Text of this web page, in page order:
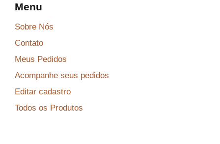
Menu
Sobre Nós
Contato
Meus Pedidos
Acompanhe seus pedidos
Editar cadastro
Todos os Produtos